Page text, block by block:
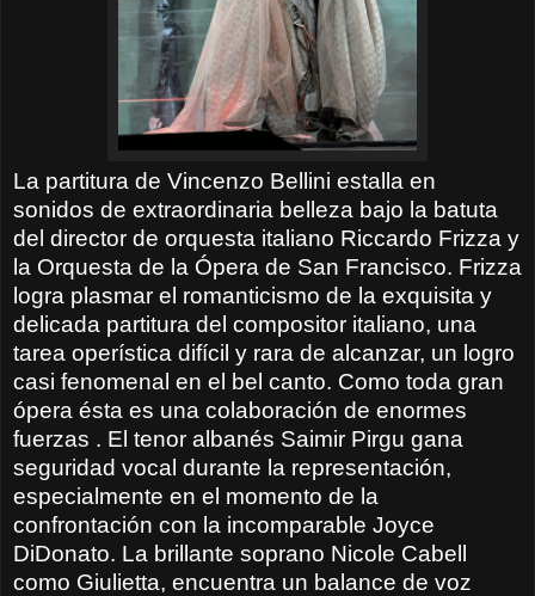
La partitura de Vincenzo Bellini estalla en
sonidos de extraordinaria belleza bajo la batuta
del director de orquesta italiano Riccardo Frizza y
la Orquesta de la Ópera de San Francisco. Frizza
logra plasmar el romanticismo de la exquisita y
delicada partitura del compositor italiano, una
tarea operística difícil y rara de alcanzar, un logro
casi fenomenal en el bel canto. Como toda gran
ópera ésta es una colaboración de enormes
fuerzas . El tenor albanés Saimir Pirgu gana
seguridad vocal durante la representación,
especialmente en el momento de la
confrontación con la incomparable Joyce
DiDonato. La brillante soprano Nicole Cabell
como Giulietta, encuentra un balance de voz